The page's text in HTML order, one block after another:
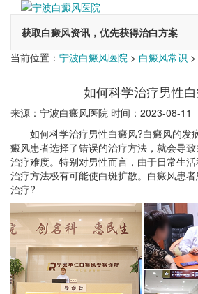
获取白癜风资讯，优先获得治白方案
当前位置： 宁波白癜风医院 > 白癜风常识 >
如何科学治疗男性
来源：宁波白癜风医院 时间：2023-08-11
如何科学治疗男性白癜风?白癜风的发
癜风患者选择了错误的治疗方法，就会导
治疗难度。特别对男性而言，由于日常生
治疗方法极有可能使白斑扩散。白癜风患
治疗?